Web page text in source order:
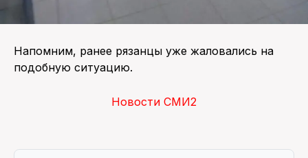
Напомним, ранее рязанцы уже жаловались на
подобную ситуацию.
Новости СМИ2